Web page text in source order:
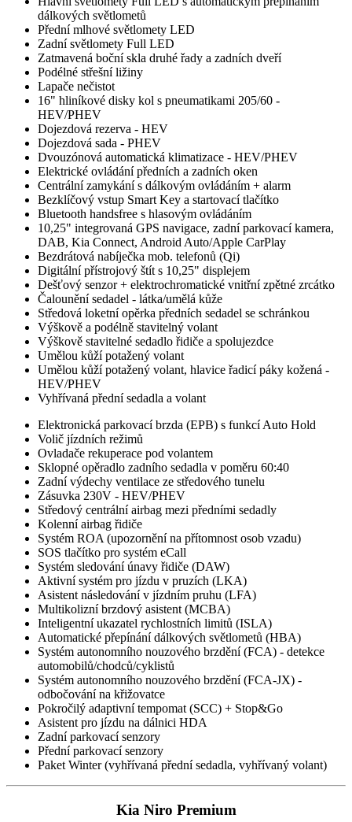
dálkových světlometů
Přední mlhové světlomety LED
Zadní světlomety Full LED
Zatmavená boční skla druhé řady a zadních dveří
Podélné střešní ližiny
Lapače nečistot
16" hliníkové disky kol s pneumatikami 205/60 -
HEV/PHEV
Dojezdová rezerva - HEV
Dojezdová sada - PHEV
Dvouzónová automatická klimatizace - HEV/PHEV
Elektrické ovládání předních a zadních oken
Centrální zamykání s dálkovým ovládáním + alarm
Bezklíčový vstup Smart Key a startovací tlačítko
Bluetooth handsfree s hlasovým ovládáním
10,25" integrovaná GPS navigace, zadní parkovací kamera,
DAB, Kia Connect, Android Auto/Apple CarPlay
Bezdrátová nabíječka mob. telefonů (Qi)
Digitální přístrojový štít s 10,25" displejem
Dešťový senzor + elektrochromatické vnitřní zpětné zrcátko
Čalounění sedadel - látka/umělá kůže
Středová loketní opěrka předních sedadel se schránkou
Výškově a podélně stavitelný volant
Výškově stavitelné sedadlo řidiče a spolujezdce
Umělou kůží potažený volant
Umělou kůží potažený volant, hlavice řadicí páky kožená -
HEV/PHEV
Vyhřívaná přední sedadla a volant
Elektronická parkovací brzda (EPB) s funkcí Auto Hold
Volič jízdních režimů
Ovladače rekuperace pod volantem
Sklopné opěradlo zadního sedadla v poměru 60:40
Zadní výdechy ventilace ze středového tunelu
Zásuvka 230V - HEV/PHEV
Středový centrální airbag mezi předními sedadly
Kolenní airbag řidiče
Systém ROA (upozornění na přítomnost osob vzadu)
SOS tlačítko pro systém eCall
Systém sledování únavy řidiče (DAW)
Aktivní systém pro jízdu v pruzích (LKA)
Asistent následování v jízdním pruhu (LFA)
Multikolizní brzdový asistent (MCBA)
Inteligentní ukazatel rychlostních limitů (ISLA)
Automatické přepínání dálkových světlometů (HBA)
Systém autonomního nouzového brzdění (FCA) - detekce
automobilů/chodců/cyklistů
Systém autonomního nouzového brzdění (FCA-JX) -
odbočování na křižovatce
Pokročilý adaptivní tempomat (SCC) + Stop&Go
Asistent pro jízdu na dálnici HDA
Zadní parkovací senzory
Přední parkovací senzory
Paket Winter (vyhřívaná přední sedadla, vyhřívaný volant)
Kia Niro Premium